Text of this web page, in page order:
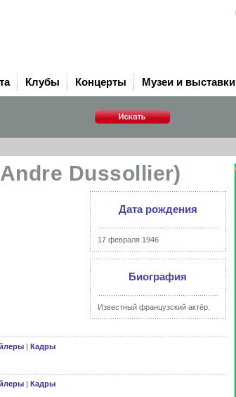
Клубы Концерты Музеи и выставки
Dussollier)
Дата рождения
17 февраля 1946
Биография
Известный французский актёр.
| Кадры
| Кадры